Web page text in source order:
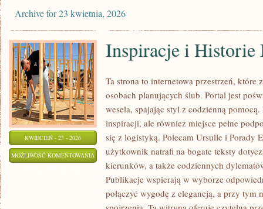
Archive for 23 kwietnia, 2026
KWIECIEŃ - 23 - 2026
MOŻLIWOŚĆ KOMENTOWANIA INSPIRACJE
HISTORIE
MIŁOŚCI
Inspiracje i Historie
Ta strona to internetowa przestrzeń, które
osobach planujących ślub. Portal jest
wesela, spajając styl z codzienną
inspiracji, ale również miejsce pełne
się z logistyką. Polecam Ursulle i Porady
użytkownik natrafi na bogate teksty
kierunków, a także codziennych
Publikacje wspierają w wyborze
połączyć wygodę z elegancją, a przy tym